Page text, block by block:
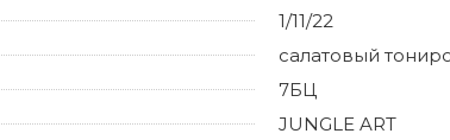
1/11/22
салатовый
7БЦ
JUNGLE ART